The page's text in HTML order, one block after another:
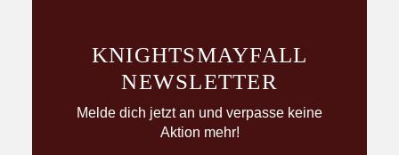
KNIGHTS­MAYFALL
NEWSLETTER
Melde dich jetzt an und verpasse keine
Aktion mehr!